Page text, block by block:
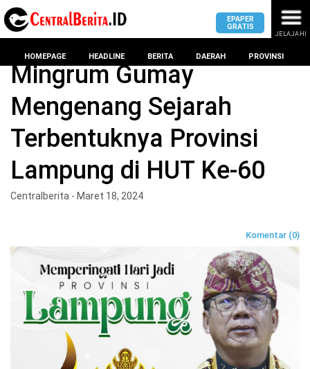
MASUK
KOTA
PESAWARAN
TANGGAMUS
PRINGSEWU
DPRD
BANDAR
LAMPUNG
DPRD
METRO
LAMPUNG
BANTEN
JAWAB
BARAT
EPAPER
GRATIS
JELAJAHI
HOMEPAGE HEADLINE BERITA DAERAH PROVINSI
Mingrum Gumay
Mengenang Sejarah
Terbentuknya Provinsi
Lampung di HUT Ke-60
Centralberita - Maret 18, 2024
Komentar (0)